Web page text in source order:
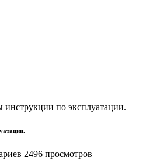
инструкции по эксплуатации.
2496 просмотров